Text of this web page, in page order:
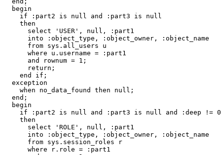
begin
if :part2 is null and :part3 is null
then
select 'USER', null, :part1
into :object_type, :object_owner, :object_name
from sys.all_users u
where u.username = :part1
and rownum = 1;
return;
end if;
exception
when no_data_found then null;
end;
begin
if :part2 is null and :part3 is null and :deep != 0
then
select 'ROLE', null, :part1
into :object_type, :object_owner, :object_name
from sys.session_roles r
where r.role = :part1